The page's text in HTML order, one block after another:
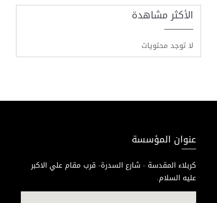
الأكثر مشاهدة
لا توجد محتويات
عنوان المؤسسة
كربلاء المقدسة - شارع السدرة- قرب مقام علي الاكبر
عليه السلام.